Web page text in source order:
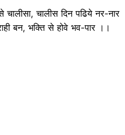
चालीसा, चालीस दिन पढिये नर-नार
बन, भक्ति से होवे भव-पार ।।